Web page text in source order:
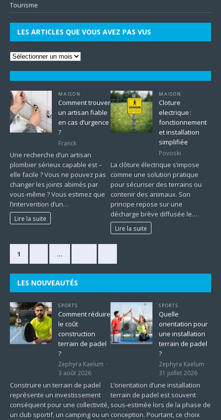
Tourisme
LES ARTICLES QUE VOUS AVEZ PAS VUS
MAISON
Comment trouver
un artisan fiable
en cas d’urgence
?
Franck
Une recherche d’un artisan
plombier sérieux capable est –
elle facile ? Vous ne pouvez pas
changer les joints abimés par
vous-même ? Vous estimez que
l’intervention d’un…
Lire la suite
MAISON
Cloture
electrique :
fonctionnement
et installation
simplifiée
Povoski
La clôture électrique s’impose
comme une solution pratique
pour sécuriser des terrains ou
contenir des animaux. Son
principe repose sur une
décharge brève diffusée le…
Lire la suite
1 …
LES NOUVEAUTÉS
SPORTS
Comment réduire
le coût
construction
terrain de padel
?
Zephyra Kaelum
3 août 2026
Construire un terrain de padel
représente un investissement
conséquent pour une collectivité,
un club sportif, un camping ou un
SPORTS
Quelle
orientation pour
une installation
terrain de padel
?
Zephyra Kaelum
31 juillet 2026
L’orientation d’une installation
terrain de padel est souvent
sous-estimée lors de la phase de
conception. Pourtant, ce choix